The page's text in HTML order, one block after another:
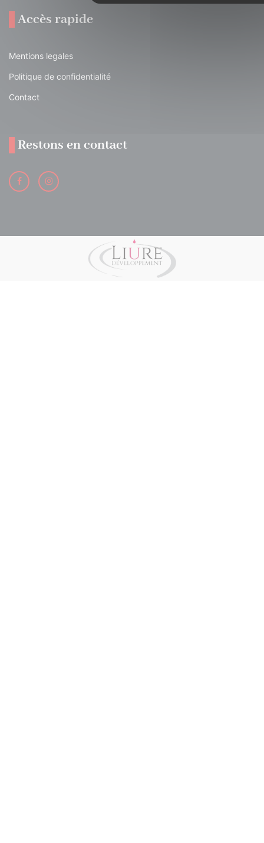
Accès rapide
Mentions legales
Politique de confidentialité
Contact
Restons en contact